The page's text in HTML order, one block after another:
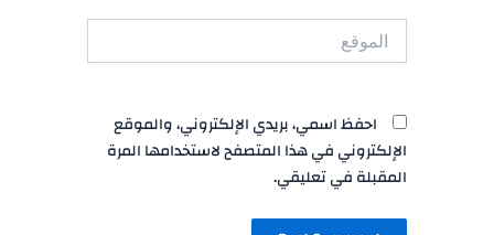
الموقع
احفظ اسمي، بريدي الإلكتروني، والموقع
الإلكتروني في هذا المتصفح لاستخدامها المرة
المقبلة في تعليقي.